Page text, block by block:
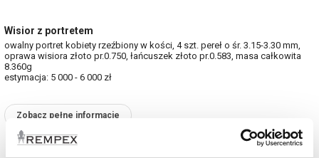
Wisior z portretem
owalny portret kobiety rzeźbiony w kości, 4 szt. pereł o śr. 3.15-3.30 mm,
oprawa wisiora złoto pr.0.750, łańcuszek złoto pr.0.583, masa całkowita
8.360g
estymacja: 5 000 - 6 000 zł
Zobacz pełne informacje